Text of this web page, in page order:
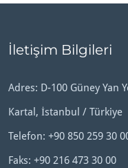
İletişim Bilgileri
Adres: D-100 Güney Yan
Kartal, İstanbul / Türkiye
Telefon: +90 850 259 30
Faks: +90 216 473 30 00